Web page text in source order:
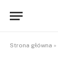
Strona główna »